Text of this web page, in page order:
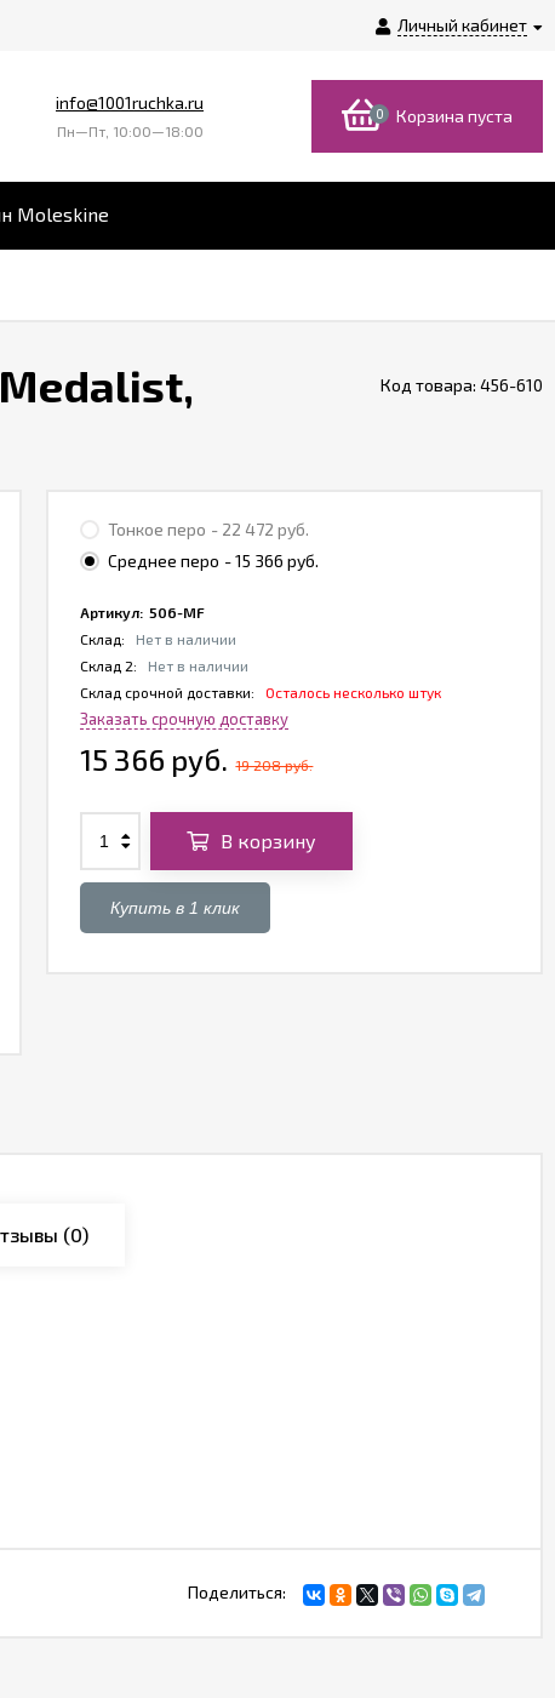
Личный кабинет
info@1001ruchka.ru
Пн—Пт, 10:00—18:00
0 Корзина пуста
Moleskine
Код товара: 456-610
Тонкое перо - 22 472 руб.
Среднее перо - 15 366 руб.
Артикул: 506-MF
Склад:
Нет в наличии
Склад 2:
Нет в наличии
Склад срочной доставки:
Осталось несколько штук
Заказать срочную доставку
15 366 руб. 19 208 руб.
В корзину
Купить в 1 клик
(0)
Поделиться: